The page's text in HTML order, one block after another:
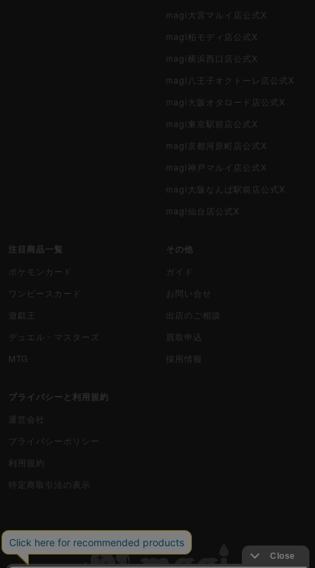
magi大宮マルイ店公式X
magi柏モディ店公式X
magi横浜西口店公式X
magi八王子オクトーレ店公式X
magi大阪オタロード店公式X
magi東京駅前店公式X
magi京都河原町店公式X
magi神戸マルイ店公式X
magi大阪なんば駅前店公式X
magi仙台店公式X
注目商品一覧
ポケモンカード
ワンピースカード
遊戯王
デュエル・マスターズ
MTG
その他
ガイド
お問い合せ
出店のご相談
買取申込
採用情報
プライバシーと利用規約
運営会社
プライバシーポリシー
利用規約
特定商取引法の表示